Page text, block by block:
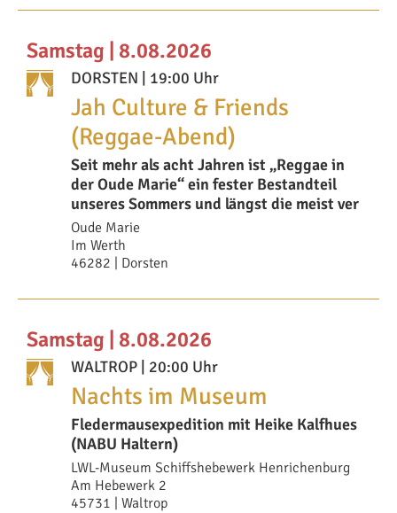
Samstag | 8.08.2026
DORSTEN | 19:00 Uhr
Jah Culture & Friends
(Reggae-Abend)
Seit mehr als acht Jahren ist „Reggae in
der Oude Marie“ ein fester Bestandteil
unseres Sommers und längst die meist ver
Oude Marie
Im Werth
46282 | Dorsten
Samstag | 8.08.2026
WALTROP | 20:00 Uhr
Nachts im Museum
Fledermausexpedition mit Heike Kalfhues
(NABU Haltern)
LWL-Museum Schiffshebewerk Henrichenburg
Am Hebewerk 2
45731 | Waltrop